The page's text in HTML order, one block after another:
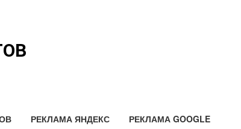
РЕКЛАМА ЯНДЕКС РЕКЛАМА GOOGLE